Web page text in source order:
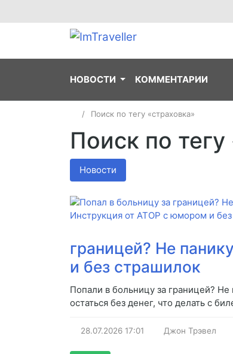
НОВОСТИ КОММЕНТАРИИ
Поиск по тегу «страховка»
Поиск по тегу
Новости
границей? Не
и без страшилок
Попали в больницу за границей? Не
остаться без денег, что делать с
28.07.2026 17:01 Джон Трэвел